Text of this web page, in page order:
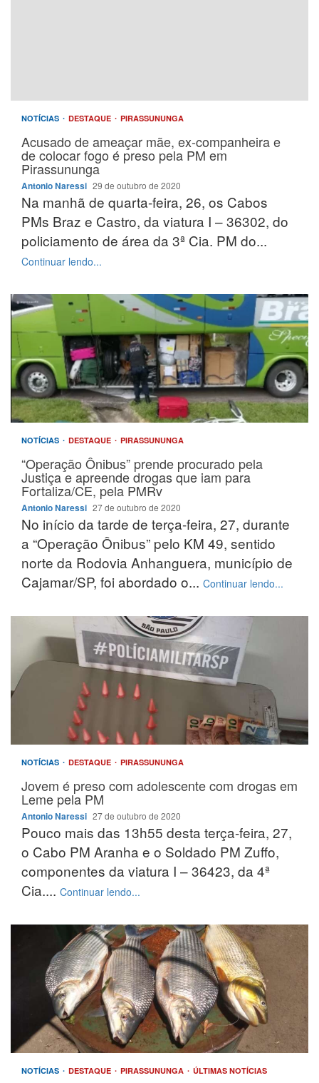
NOTÍCIAS DESTAQUE PIRASSUNUNGA
Acusado de ameaçar mãe, ex-companheira e
de colocar fogo é preso pela PM em
Pirassununga
Antonio Naressi 29 de outubro de 2020
Na manhã de quarta-feira, 26, os Cabos
PMs Braz e Castro, da viatura I – 36302, do
policiamento de área da 3ª Cia. PM do...
Continuar lendo...
NOTÍCIAS DESTAQUE PIRASSUNUNGA
“Operação Ônibus” prende procurado pela
Justiça e apreende drogas que iam para
Fortaliza/CE, pela PMRv
Antonio Naressi 27 de outubro de 2020
No início da tarde de terça-feira, 27, durante
a “Operação Ônibus” pelo KM 49, sentido
norte da Rodovia Anhanguera, município de
Cajamar/SP, foi abordado o... Continuar lendo...
NOTÍCIAS DESTAQUE PIRASSUNUNGA
Jovem é preso com adolescente com drogas em
Leme pela PM
Antonio Naressi 27 de outubro de 2020
Pouco mais das 13h55 desta terça-feira, 27,
o Cabo PM Aranha e o Soldado PM Zuffo,
componentes da viatura I – 36423, da 4ª
Cia.... Continuar lendo...
NOTÍCIAS DESTAQUE PIRASSUNUNGA ÚLTIMAS NOTÍCIAS